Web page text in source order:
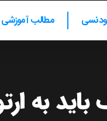
مطالب آموزشی
به